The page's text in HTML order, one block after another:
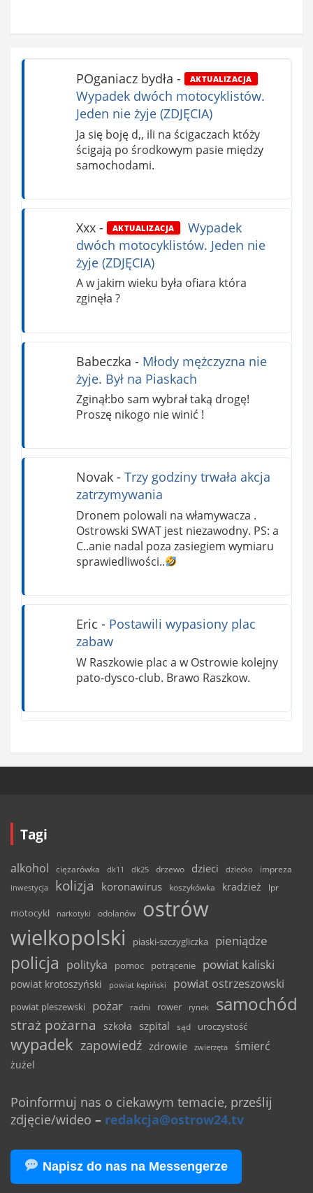
POganiacz bydła - AKTUALIZACJA
Wypadek dwóch motocyklistów.
Jeden nie żyje (ZDJĘCIA)
Ja się boję d,, ili na ścigaczach któży
ścigają po środkowym pasie między
samochodami.
Xxx- AKTUALIZACJA
Wypadek
dwóch motocyklistów. Jeden nie
żyje (ZDJĘCIA)
A w jakim wieku była ofiara która
zginęła ?
Babeczka - Młody mężczyzna nie
żyje. Był na Piaskach
Zginął:bo sam wybrał taką drogę!
Proszę nikogo nie winić !
Novak- Trzy godziny trwała akcja
zatrzymywania
Dronem polowali na włamywacza .
Ostrowski SWAT jest niezawodny. PS: a
C..anie nadal poza zasiegiem wymiaru
sprawiedliwości..
Eric - Postawili wypasiony plac
zabaw
W Raszkowie plac a w Ostrowie kolejny
pato-dysco-club. Brawo Raszkow.
Tagi
alkohol ciężarówka dk11 dk25 drzewo dzieci dziecko
impreza
inwestycja
kolizja koronawirus koszykówka kradzież lpr
motocykl narkotyki odolanów
ostrów
wielkopolski
piaski-szczygliczka pieniądze
policja polityka pomoc potrącenie powiat kaliski
powiat krotoszyński powiat kępiński powiat ostrzeszowski
powiat pleszewski pożar radni rower rynek samochód
straż pożarna szkoła szpital sąd uroczystość
wypadek zapowiedź zdrowie zwierzęta śmierć
żużel
Poinformuj nas o ciekawym temacie, prześlij
zdjęcie/wideo – redakcja@ostrow24.tv
Napisz do nas na Messengerze